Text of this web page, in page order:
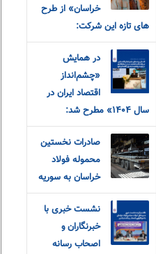
خراسان» از طرح
های تازه این شرکت:
در همایش
«چشم‌انداز
اقتصاد ایران در
سال ۱۴۰۴» مطرح شد:
صادرات نخستین
محموله فولاد
خراسان به سوریه
نشست خبری با
خبرنگاران و
اصحاب رسانه